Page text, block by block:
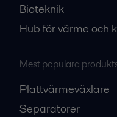
Bioteknik
Hub för värme och
Mest populära
Plattvärmeväxlare
Separatorer